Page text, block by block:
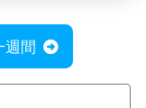
週間